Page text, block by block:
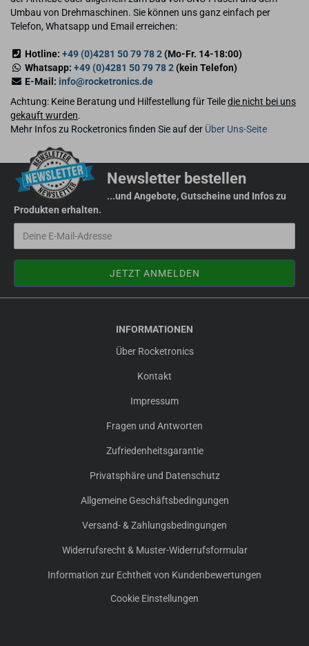
Umbau von Drehmaschinen. Sie können uns ganz einfach per
Telefon, Whatsapp und Email erreichen:
Hotline: +49 (0)4281 50 79 78 2(Mo-Fr. 14-18:00)
Whatsapp: +49 (0)4281 50 79 78 2(kein Telefon)
E-Mail: info@rocketronics.de
Achtung: Keine Beratung und Hilfestellung für Teiledie nicht bei uns
gekauft wurden.
Mehr Infos zu Rocketronics finden Sie auf der Über Uns-Seite
Newsletter bestellen
...und Angebote, Gutscheine und Infos zu
Produkten erhalten.
INFORMATIONEN
Über Rocketronics
Kontakt
Impressum
Fragen und Antworten
Zufriedenheitsgarantie
Privatsphäre und Datenschutz
Allgemeine Geschäftsbedingungen
Versand- & Zahlungsbedingungen
Widerrufsrecht & Muster-Widerrufsformular
Information zur Echtheit von Kundenbewertungen
Cookie Einstellungen